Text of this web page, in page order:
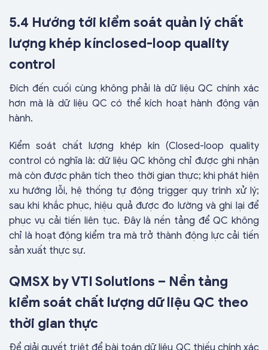
5.4 Hướng tới kiểm soát quản lý chất
lượng khép kínclosed-loop quality
control
Đích đến cuối cùng không phải là dữ liệu QC chính xác
hơn mà là dữ liệu QC có thể kích hoạt hành động vận
hành.
Kiểm soát chất lượng khép kín (Closed-loop quality
control có nghĩa là: dữ liệu QC không chỉ được ghi nhận
mà còn được phân tích theo thời gian thực; khi phát hiện
xu hướng lỗi, hệ thống tự động trigger quy trình xử lý;
sau khi khắc phục, hiệu quả được đo lường và ghi lại để
phục vụ cải tiến liên tục. Đây là nền tảng để QC không
chỉ là hoạt động kiểm tra mà trở thành động lực cải tiến
sản xuất thực sự.
QMSX by VTI Solutions – Nền tảng
kiểm soát chất lượng dữ liệu QC theo
thời gian thực
Để giải quyết triệt để bài toán dữ liệu QC thiếu chính xác